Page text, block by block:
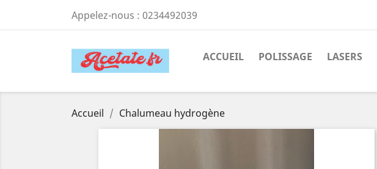
Appelez-nous : 0234492039
ACCUEIL POLISSAGE LASERS
Accueil Chalumeau hydrogène